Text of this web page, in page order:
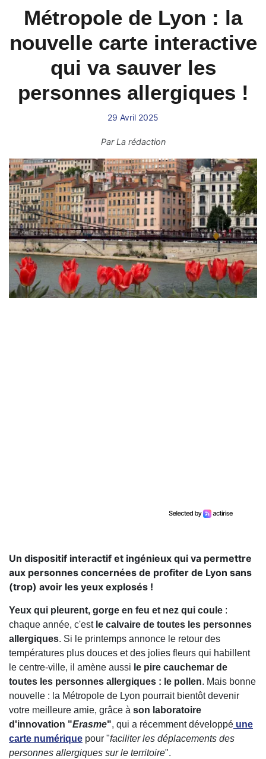
Métropole de Lyon : la
nouvelle carte interactive
qui va sauver les
personnes allergiques !
29 Avril 2025
ParLa rédaction
Un dispositif interactif et ingénieux qui va permettre
aux personnes concernées de profiter de Lyon sans
(trop) avoir les yeux explosés !
Yeux qui pleurent, gorge en feu et nez qui coule :
chaque année, c'estle calvaire de toutes les personnes
allergiques. Si le printemps annonce le retour des
températures plus douces et des jolies fleurs qui habillent
le centre-ville, il amène aussi le pire cauchemar de
toutes les personnes allergiques : le pollen. Mais bonne
nouvelle : la Métropole de Lyon pourrait bientôt devenir
votre meilleure amie, grâce à son laboratoire
d'innovation "Erasme", qui a récemment développé une
carte numérique pour "faciliter les déplacements des
personnes allergiques sur le territoire".